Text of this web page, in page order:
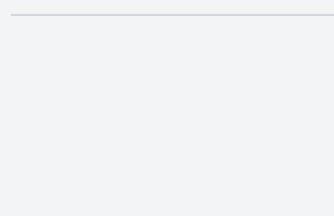
opens in
opens in
opens in new